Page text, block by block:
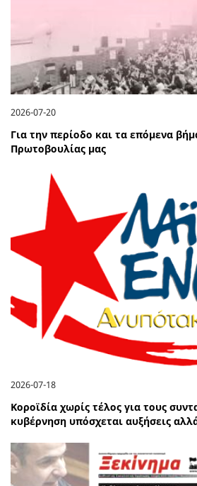
2026-07-20
Για την περίοδο και τα επόμενα
Πρωτοβουλίας μας
2026-07-18
Κοροϊδία χωρίς τέλος για τους
κυβέρνηση υπόσχεται αυξήσεις